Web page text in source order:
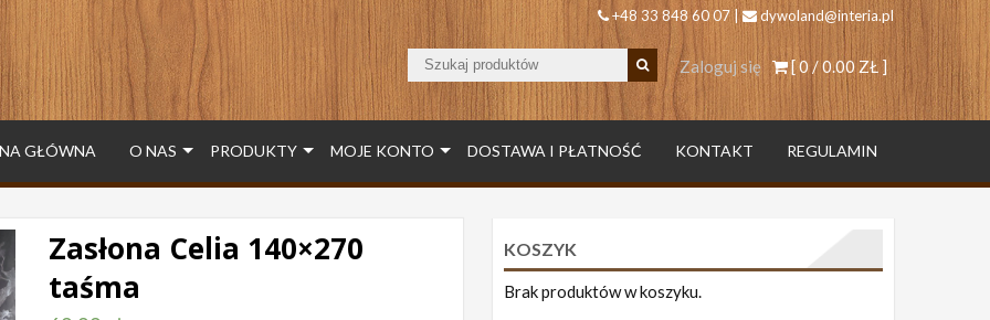
+48 33 848 60 07 | dywoland@interia.pl
[ 0 /0.00 ZŁ]
Zaloguj się
GŁÓWNA O NAS PRODUKTY MOJE KONTO DOSTAWA I PŁATNOŚĆ KONTAKT REGULAMIN
Zasłona Celia 140×270
taśma
KOSZYK
Brak produktów w koszyku.